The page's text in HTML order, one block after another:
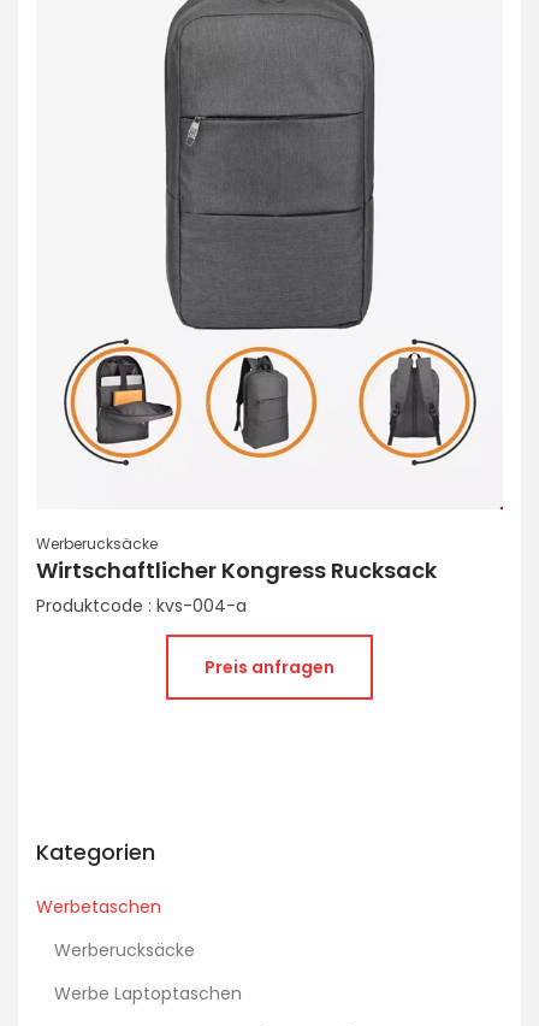
Kategorien
Werbetaschen
Werberucksäcke
Werbe Laptoptaschen
Werberucksäcke
Wirtschaftlicher Kongress Rucksack
Produktcode : kvs-004-a
Preis anfragen